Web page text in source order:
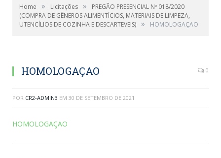
Home » Licitações »
PREGÃO PRESENCIAL Nº 018/2020
(COMPRA DE GÊNEROS ALIMENTÍCIOS, MATERIAIS DE LIMPEZA,
UTENCÍLIOS DE COZINHA E DESCARTEVEIS) » HOMOLOGAÇAO
HOMOLOGAÇAO 0
POR CR2-ADMIN3 EM 30 DE SETEMBRO DE 2021
HOMOLOGAÇAO